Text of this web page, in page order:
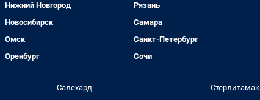
Нижний Новгород
Новосибирск
Омск
Оренбург
Рязань
Самара
Санкт-Петербург
Сочи
Салехард Стерлитамак